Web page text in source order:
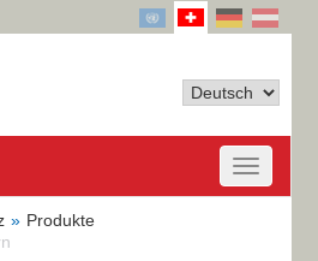
Produkte